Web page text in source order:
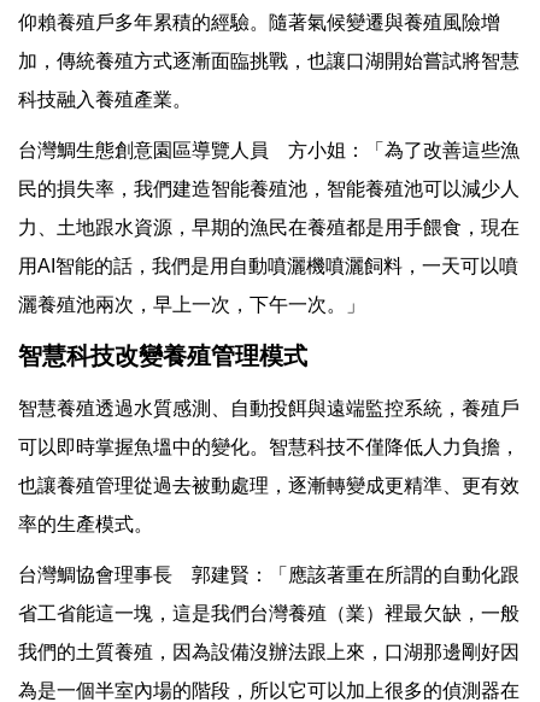
仰賴養殖戶多年累積的經驗。隨著氣候變遷與養殖風險增
加，傳統養殖方式逐漸面臨挑戰，也讓口湖開始嘗試將智慧
科技融入養殖產業。
台灣鯛生態創意園區導覽人員 方小姐：「為了改善這些漁
民的損失率，我們建造智能養殖池，智能養殖池可以減少人
力、土地跟水資源，早期的漁民在養殖都是用手餵食，現在
用AI智能的話，我們是用自動噴灑機噴灑飼料，一天可以噴
灑養殖池兩次，早上一次，下午一次。」
智慧科技改變養殖管理模式
智慧養殖透過水質感測、自動投餌與遠端監控系統，養殖戶
可以即時掌握魚塭中的變化。智慧科技不僅降低人力負擔，
也讓養殖管理從過去被動處理，逐漸轉變成更精準、更有效
率的生產模式。
台灣鯛協會理事長 郭建賢：「應該著重在所謂的自動化跟
省工省能這一塊，這是我們台灣養殖（業）裡最欠缺，一般
我們的土質養殖，因為設備沒辦法跟上來，口湖那邊剛好因
為是一個半室內場的階段，所以它可以加上很多的偵測器在